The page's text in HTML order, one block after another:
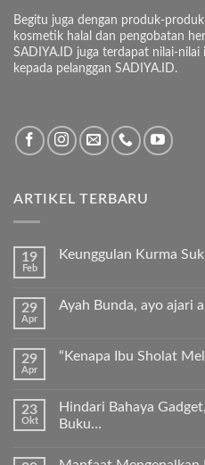
Begitu juga dengan produk-
kosmetik halal dan pengobatan
SADIYA.ID juga terdapat nilai-nilai
kepada pelanggan SADIYA.ID.
ARTIKEL TERBARU
19
Feb
Keunggulan Kurma
pada
Premium
29
Apr
Ayah Bunda, ayo ajari
pada
ajari
kita
29
Apr
“Kenapa Ibu Sholat
pada
“Kenapa
23
Okt
Hindari Bahaya
Buku…